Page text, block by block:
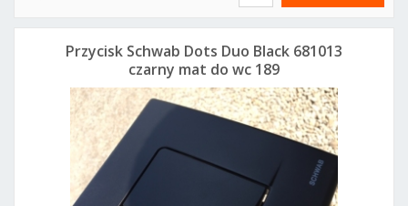
Przycisk Schwab Dots Duo Black 681013
czarny mat do wc 189